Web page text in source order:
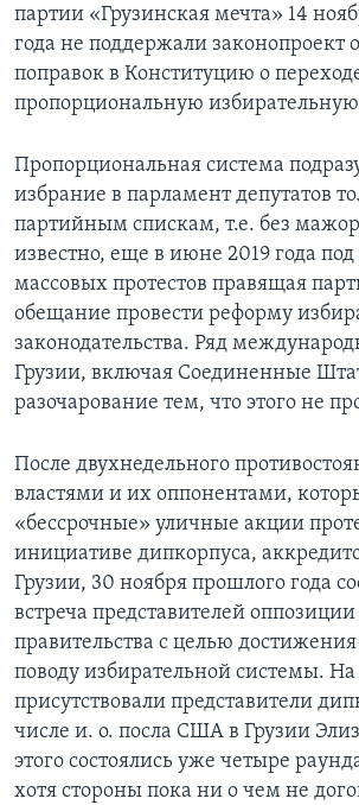
партии «Грузинская мечта» 14
года не поддержали законопроект
поправок в Конституцию о
пропорциональную избирательную
Пропорциональная система
избрание в парламент депутатов
партийным спискам, т.е. без
известно, еще в июне 2019 года
массовых протестов правящая
обещание провести реформу
законодательства. Ряд
Грузии, включая Соединенные
разочарование тем, что этого не
После двухнедельного
властями и их оппонентами,
«бессрочные» уличные акции
инициативе дипкорпуcа,
Грузии, 30 ноября прошлого года
встреча представителей
правительства с целью
поводу избирательной системы. На
присутствовали представители
числе и. о. посла США в Грузии
этого состоялись уже четыре
хотя стороны пока ни о чем не